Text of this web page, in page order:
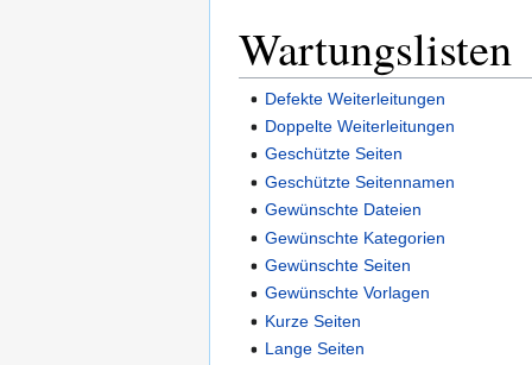
Wartungslisten
Defekte Weiterleitungen
Doppelte Weiterleitungen
Geschützte Seiten
Geschützte Seitennamen
Gewünschte Dateien
Gewünschte Kategorien
Gewünschte Seiten
Gewünschte Vorlagen
Kurze Seiten
Lange Seiten